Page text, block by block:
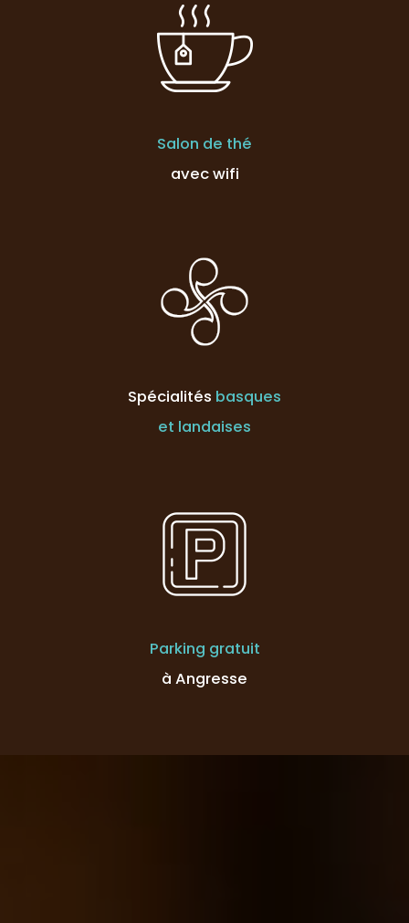
Salon de thé
avec wifi
Spécialités basques
et landaises
Parking gratuit
à Angresse